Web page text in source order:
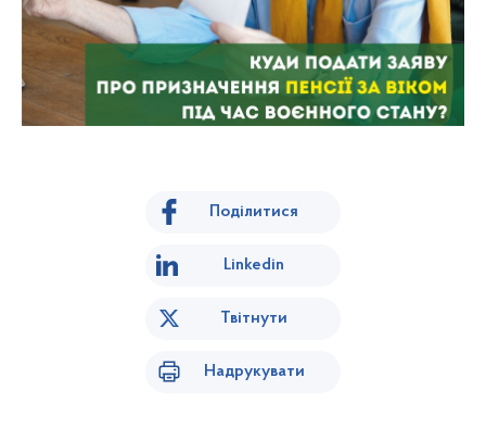
Поділитися
Linkedin
Твітнути
Надрукувати